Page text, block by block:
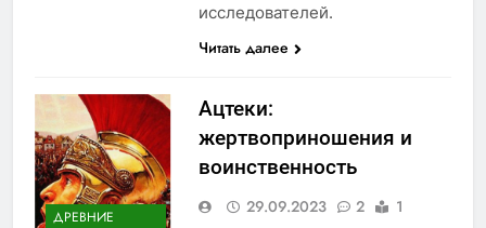
исследователей.
Читать далее
ДРЕВНИЕ
Ацтеки:
жертвоприношения и
воинственность
29.09.2023 2
1